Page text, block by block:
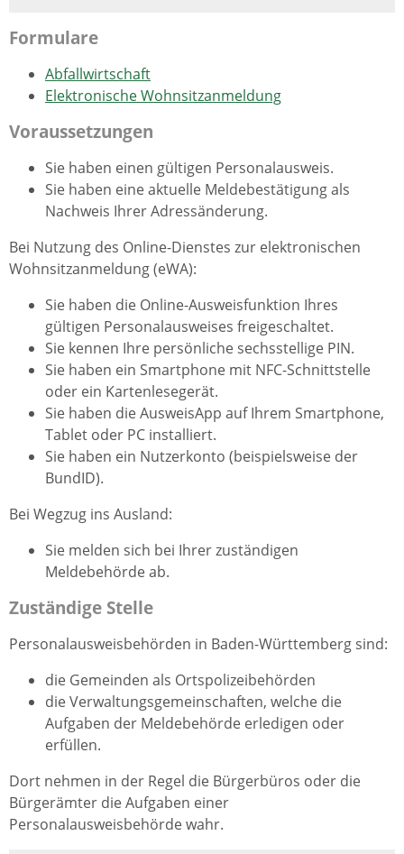
Formulare
Abfallwirtschaft
Elektronische Wohnsitzanmeldung
Voraussetzungen
Sie haben einen gültigen Personalausweis.
Sie haben eine aktuelle Meldebestätigung als
Nachweis Ihrer Adressänderung.
Bei Nutzung des Online-Dienstes zur elektronischen
Wohnsitzanmeldung (eWA):
Sie haben die Online-Ausweisfunktion Ihres
gültigen Personalausweises freigeschaltet.
Sie kennen Ihre persönliche sechsstellige PIN.
Sie haben ein Smartphone mit NFC-Schnittstelle
oder ein Kartenlesegerät.
Sie haben die AusweisApp auf Ihrem Smartphone,
Tablet oder PC installiert.
Sie haben ein Nutzerkonto (beispielsweise der
BundID).
Bei Wegzug ins Ausland:
Sie melden sich bei Ihrer zuständigen
Meldebehörde ab.
Zuständige Stelle
Personalausweisbehörden in Baden-Württemberg sind:
die Gemeinden als Ortspolizeibehörden
die Verwaltungsgemeinschaften, welche die
Aufgaben der Meldebehörde erledigen oder
erfüllen.
Dort nehmen in der Regel die Bürgerbüros oder die
Bürgerämter die Aufgaben einer
Personalausweisbehörde wahr.